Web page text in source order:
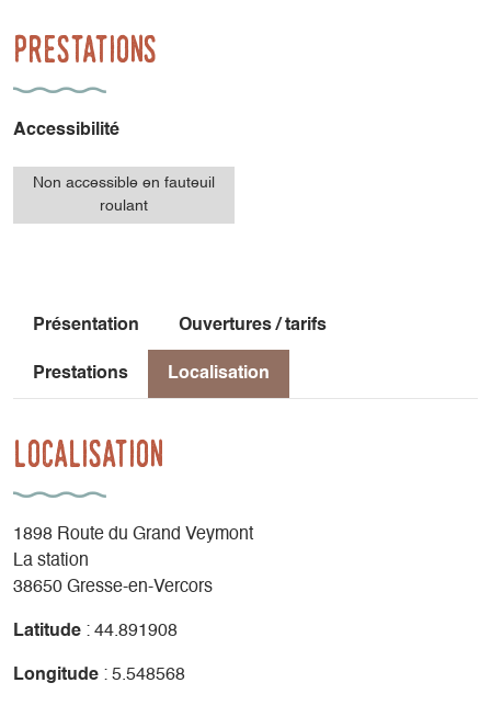
Prestations
Accessibilité
Non accessible en fauteuil
roulant
Présentation Ouvertures / tarifs
Prestations Localisation
Localisation
1898 Route du Grand Veymont
La station
38650 Gresse-en-Vercors
Latitude : 44.891908
Longitude : 5.548568